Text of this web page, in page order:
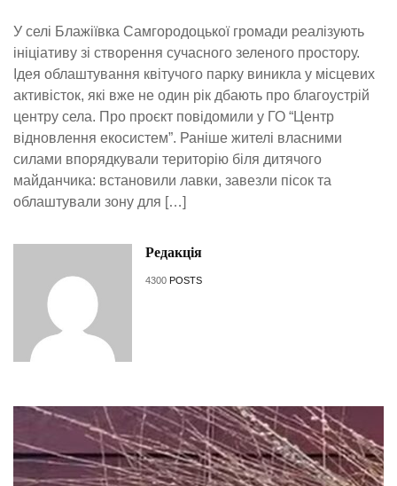
У селі Блажіївка Самгородоцької громади реалізують
ініціативу зі створення сучасного зеленого простору.
Ідея облаштування квітучого парку виникла у місцевих
активісток, які вже не один рік дбають про благоустрій
центру села. Про проєкт повідомили у ГО “Центр
відновлення екосистем”. Раніше жителі власними
силами впорядкували територію біля дитячого
майданчика: встановили лавки, завезли пісок та
облаштували зону для […]
Редакція
4300 POSTS